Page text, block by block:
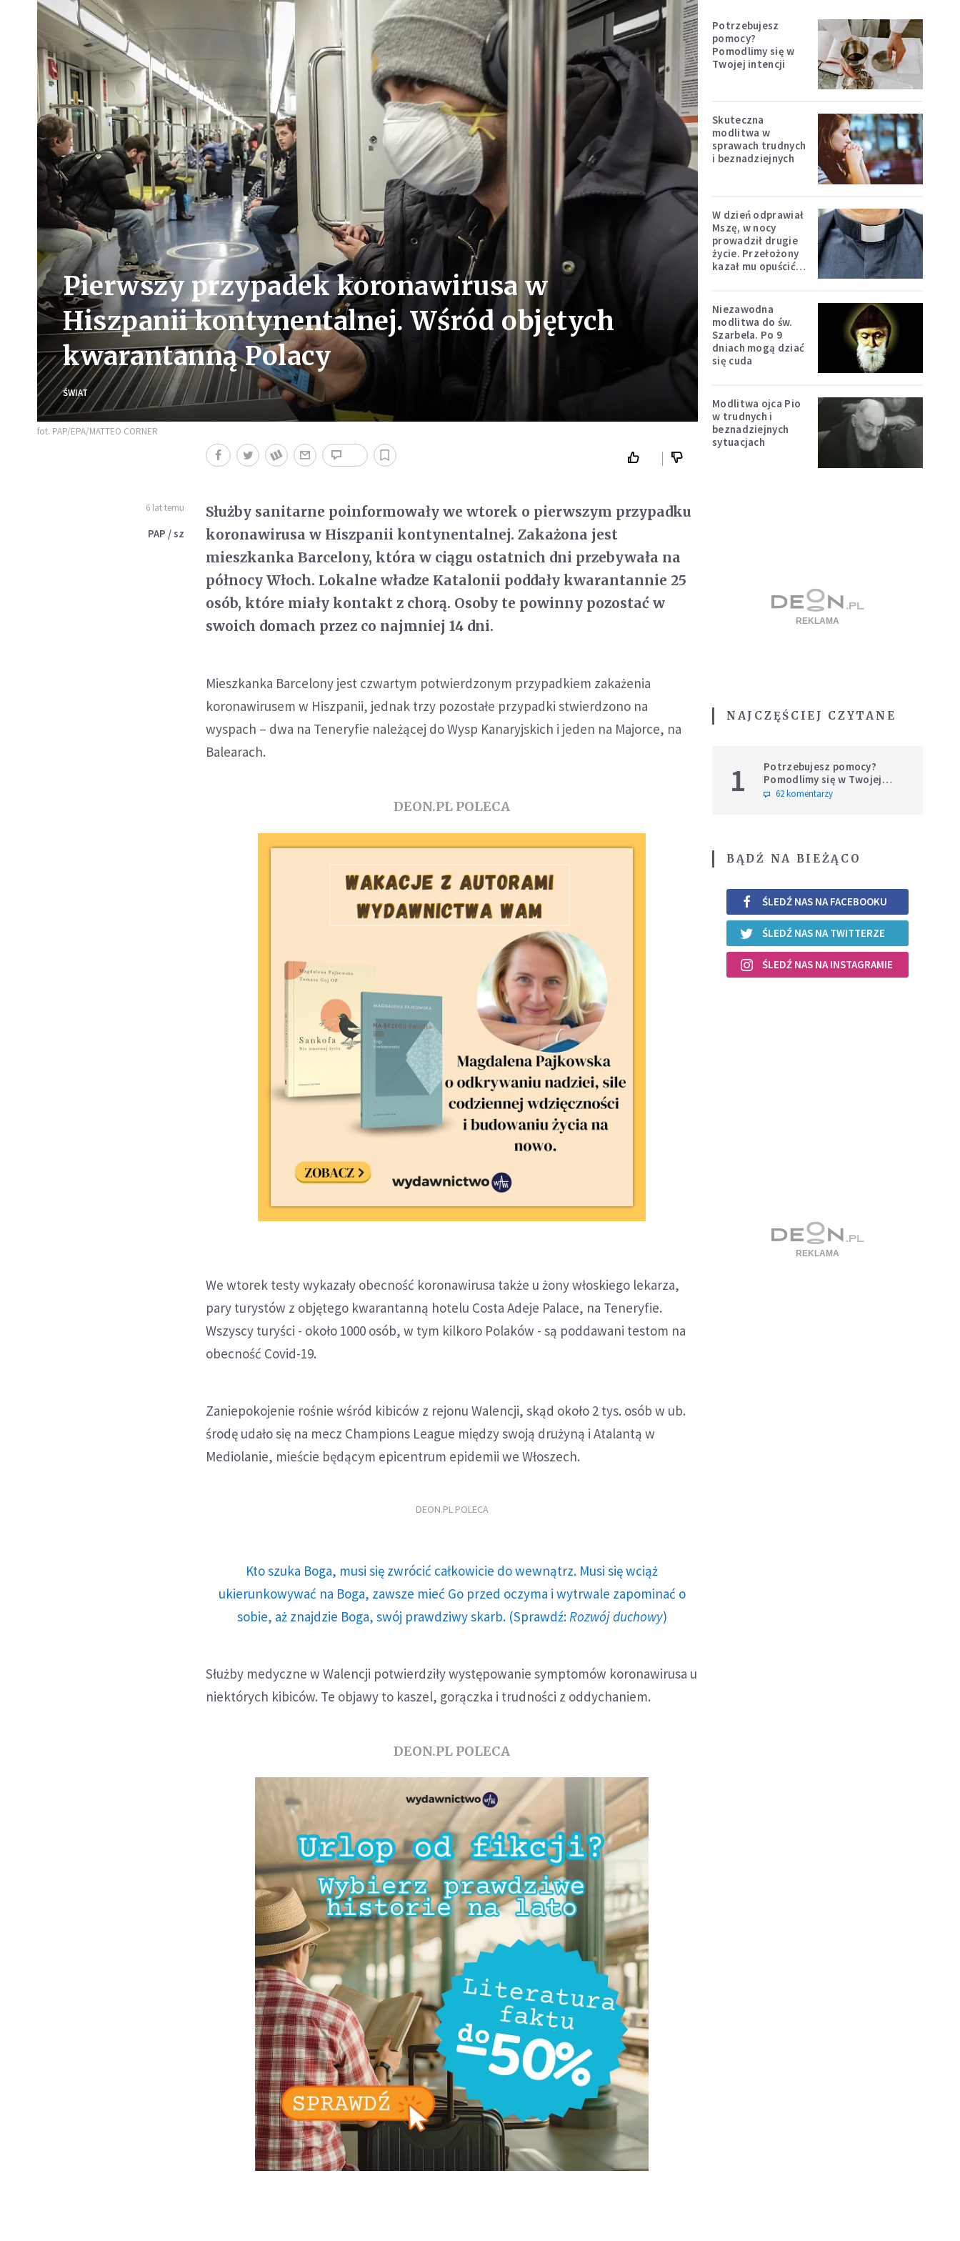
Pierwszy przypadek koronawirusa w
Hiszpanii kontynentalnej. Wśród objętych
kwarantanną Polacy
ŚWIAT
fot. PAP/EPA/MATTEO CORNER
6 lat temu
PAP / sz
Służby sanitarne poinformowały we wtorek o pierwszym przypadku
koronawirusa w Hiszpanii kontynentalnej. Zakażona jest
mieszkanka Barcelony, która w ciągu ostatnich dni przebywała na
północy Włoch. Lokalne władze Katalonii poddały kwarantannie 25
osób, które miały kontakt z chorą. Osoby te powinny pozostać w
swoich domach przez co najmniej 14 dni.
Mieszkanka Barcelony jest czwartym potwierdzonym przypadkiem zakażenia
koronawirusem w Hiszpanii, jednak trzy pozostałe przypadki stwierdzono na
wyspach – dwa na Teneryfie należącej do Wysp Kanaryjskich i jeden na Majorce, na
Balearach.
DEON.PL POLECA
We wtorek testy wykazały obecność koronawirusa także u żony włoskiego lekarza,
pary turystów z objętego kwarantanną hotelu Costa Adeje Palace, na Teneryfie.
Wszyscy turyści - około 1000 osób, w tym kilkoro Polaków - są poddawani testom na
obecność Covid-19.
Zaniepokojenie rośnie wśród kibiców z rejonu Walencji, skąd około 2 tys. osób w ub.
środę udało się na mecz Champions League między swoją drużyną i Atalantą w
Mediolanie, mieście będącym epicentrum epidemii we Włoszech.
DEON.PL POLECA
Kto szuka Boga, musi się zwrócić całkowicie do wewnątrz. Musi się wciąż
ukierunkowywać na Boga, zawsze mieć Go przed oczyma i wytrwale zapominać o
sobie, aż znajdzie Boga, swój prawdziwy skarb. (Sprawdź: Rozwój duchowy)
Służby medyczne w Walencji potwierdziły występowanie symptomów koronawirusa u
niektórych kibiców. Te objawy to kaszel, gorączka i trudności z oddychaniem.
DEON.PL POLECA
Potrzebujesz
pomocy?
Pomodlimy się w
Twojej intencji
Skuteczna
modlitwa w
sprawach trudnych
i beznadziejnych
W dzień odprawiał
Mszę, w nocy
prowadził drugie
życie. Przełożony
kazał mu opuścić
Niezawodna
modlitwa do św.
Szarbela. Po 9
dniach mogą dziać
się cuda
Modlitwa ojca Pio
w trudnych i
beznadziejnych
sytuacjach
NAJCZĘŚCIEJ CZYTANE
1
Potrzebujesz pomocy?
Pomodlimy się w Twojej
intencji
62 komentarzy
BĄDŹ NA BIEŻĄCO
ŚLEDŹ NAS NA FACEBOOKU
ŚLEDŹ NAS NA TWITTERZE
ŚLEDŹ NAS NA INSTAGRAMIE